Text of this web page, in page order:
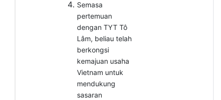
Semasa
pertemuan
dengan TYT Tô
Lâm, beliau telah
berkongsi
kemajuan usaha
Vietnam untuk
mendukung
sasaran